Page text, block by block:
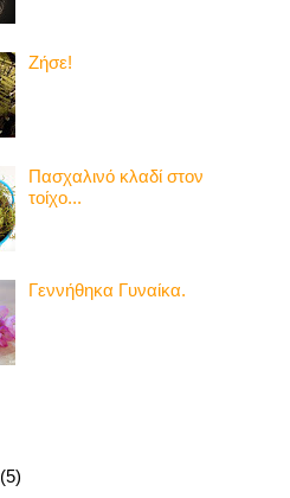
Ζήσε!
Πασχαλινό κλαδί στον
τοίχο...
Γεννήθηκα Γυναίκα.
(5)